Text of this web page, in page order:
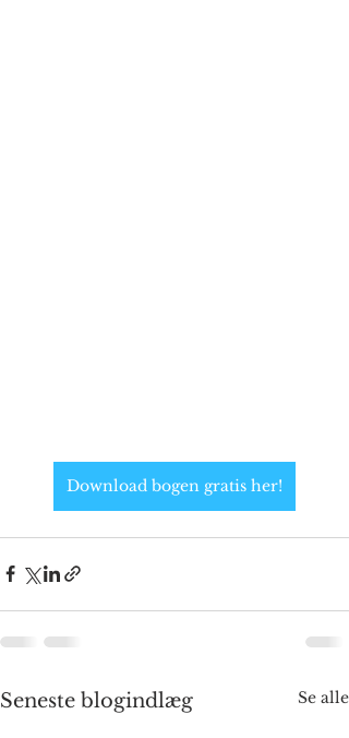
Download bogen gratis her!
Seneste blogindlæg Se alle